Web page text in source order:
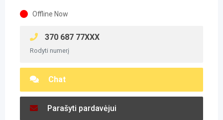
Offline Now
370 687 77XXX
Rodyti numerį
Chat
Parašyti pardavėjui